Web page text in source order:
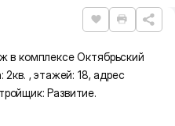
Нравится
в комплексе Октябрьский
2кв. , этажей: 18, адрес
Развитие.